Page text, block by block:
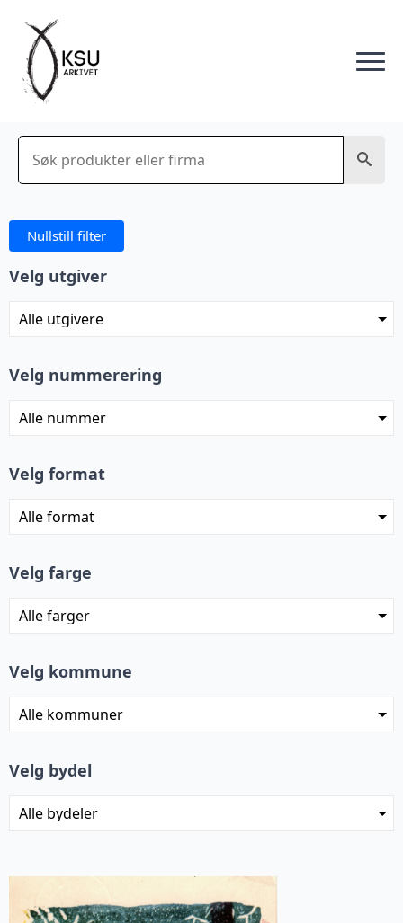
Søk
Nullstill filter
Velg utgiver
Velg nummerering
Velg format
Velg farge
Velg kommune
Velg bydel